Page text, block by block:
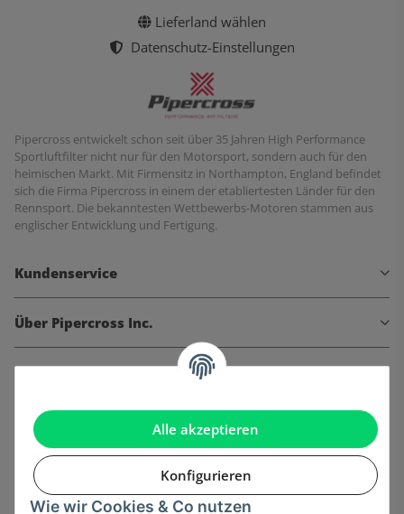
Alle akzeptieren
Konfigurieren
Wie wir Cookies & Co nutzen
Lieferland wählen
Datenschutz-Einstellungen
Pipercross entwickelt schon seit über 35 Jahren High Performance
Sportluftfilter nicht nur für den Motorsport, sondern auch für den
heimischen Markt. Mit Firmensitz in Northampton, England befindet
sich die Firma Pipercross in einem der etabliertesten Länder für den
Rennsport. Die bekanntesten Wettbewerbs-Motoren stammen aus
englischer Entwicklung und Fertigung.
Kundenservice
Über Pipercross Inc.
Informationen
Gesetzliche Informationen